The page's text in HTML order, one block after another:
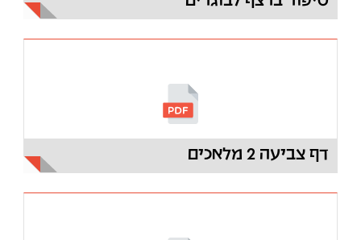
דף צביעה 2 מלאכים